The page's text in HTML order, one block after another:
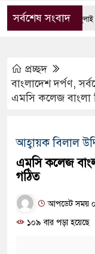
সর্বশেষ সংবাদ
জুলাই
প্রচ্ছদ
বাংলাদেশ দর্পণ,
এমসি কলেজ বাংলা
আহ্বায়ক বিলাল
এমসি কলেজ
গঠিত
আপডেট সময়
১০৯ বার পড়া হয়েছে